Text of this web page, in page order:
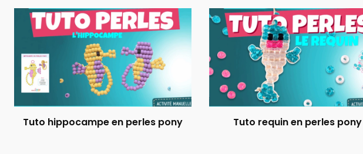
Tuto hippocampe en perles pony Tuto requin en perles pony